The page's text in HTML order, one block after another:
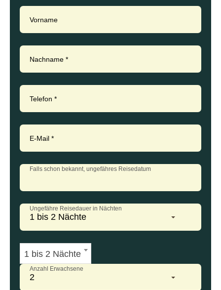
Vorname
Nachname *
Telefon *
E-Mail *
Falls schon bekannt, ungefähres Reisedatum
Ungefähre Reisedauer in Nächten
1 bis 2 Nächte
1 bis 2 Nächte
Anzahl Erwachsene
2